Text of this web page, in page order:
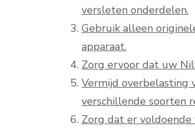
versleten onderdelen.
Gebruik alleen
apparaat.
Zorg ervoor dat uw
Vermijd overbelasting
verschillende soorten
Zorg dat er